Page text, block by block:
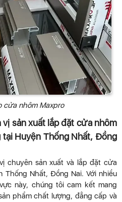
cửa nhôm Maxpro
sản xuất lắp đặt cửa nhôm
Huyện Thống Nhất, Đồng
chuyên sản xuất và lắp đặt cửa
Thống Nhất, Đồng Nai. Với nhiều
này, chúng tôi cam kết mang
phẩm chất lượng, đẳng cấp và